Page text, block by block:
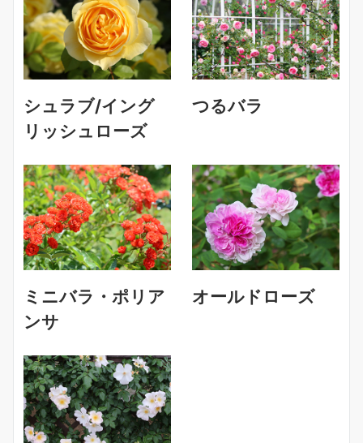
シュラブ/イング
リッシュローズ
つるバラ
ミニバラ・ポリア
ンサ
オールドローズ